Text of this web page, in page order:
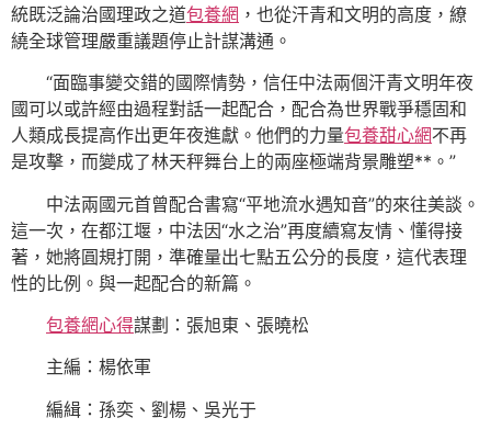
統既泛論治國理政之道包養網 ，也從汗青和文明的高度，繚
繞全球管理嚴重議題停止計謀溝通。
“面臨事變交錯的國際情勢，信任中法兩個汗青文明年夜
國可以或許經由過程對話一起配合，配合為世界戰爭穩固和
人類成長提高作出更年夜進獻。他們的力量包養甜心網不再
是攻擊，而變成了林天秤舞台上的兩座極端背景雕塑**。”
中法兩國元首曾配合書寫“平地流水遇知音”的來往美談。
這一次，在都江堰，中法因“水之治”再度續寫友情、懂得接
著，她將圓規打開，準確量出七點五公分的長度，這代表理
性的比例。與一起配合的新篇。
包養網心得謀劃：張旭東、張曉松
主編：楊依軍
編緝：孫奕、劉楊、吳光于